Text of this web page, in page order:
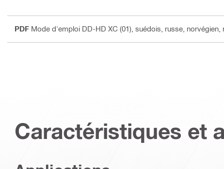
PDF Mode d'emploi DD-HD XC (01) , suédois, russe,
Caractéristiques et